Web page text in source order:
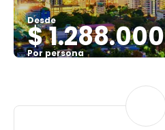
Desde
$ 1.288.000
Por persona